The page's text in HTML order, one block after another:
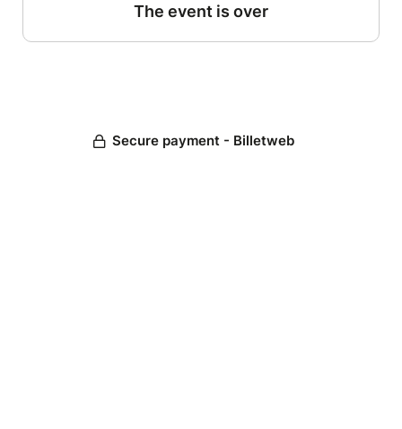
The event is over
Secure payment - Billetweb